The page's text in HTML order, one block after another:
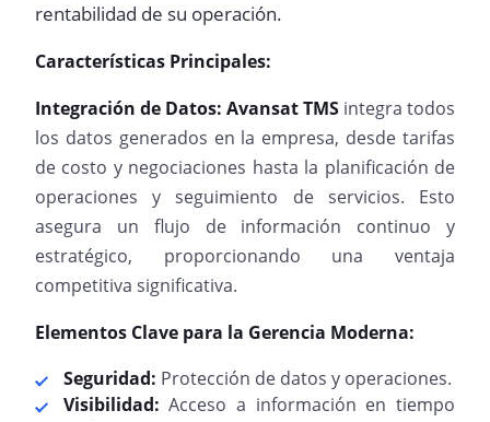
rentabilidad de su operación.
Características Principales:
Integración de Datos: Avansat TMS integra todos
los datos generados en la empresa, desde tarifas
de costo y negociaciones hasta la planificación de
operaciones y seguimiento de servicios. Esto
asegura un flujo de información continuo y
estratégico, proporcionando una ventaja
competitiva significativa.
Elementos Clave para la Gerencia Moderna:
Seguridad: Protección de datos y operaciones.
Visibilidad: Acceso a información en tiempo